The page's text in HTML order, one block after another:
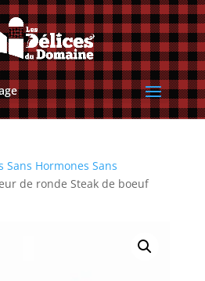
Sans Hormones Sans
de ronde Steak de boeuf